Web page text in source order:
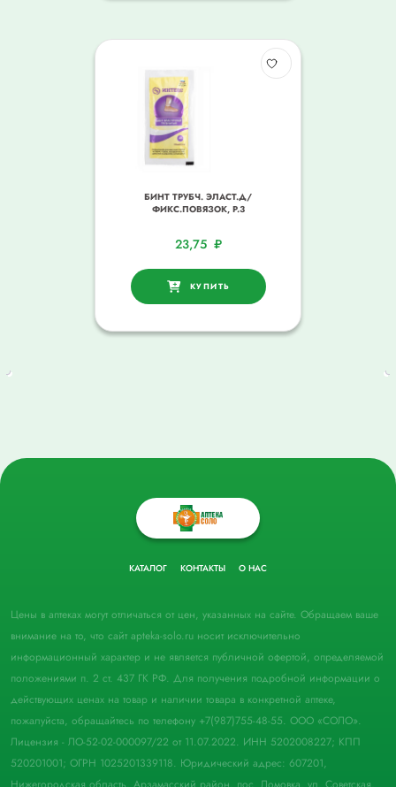
БИНТ ТРУБЧ. ЭЛАСТ.Д/
ФИКС.ПОВЯЗОК, Р.3
23,75 ₽
КУПИТЬ
КАТАЛОГ КОНТАКТЫ О НАС
Цены в аптеках могут отличаться от цен, указанных на сайте. Обращаем ваше
внимание на то, что сайт apteka-solo.ru носит исключительно
информационный характер и не является публичной офертой, определяемой
положениями п. 2 ст. 437 ГК РФ. Для получения подробной информации о
действующих ценах на товар и наличии товара в конкретной аптеке,
пожалуйста, обращайтесь по телефону +7(987)755-48-55. ООО «СОЛО».
Лицензия - ЛО-52-02-000097/22 от 11.07.2022. ИНН 5202008227; КПП
520201001; ОГРН 1025201339118. Юридический адрес: 607201,